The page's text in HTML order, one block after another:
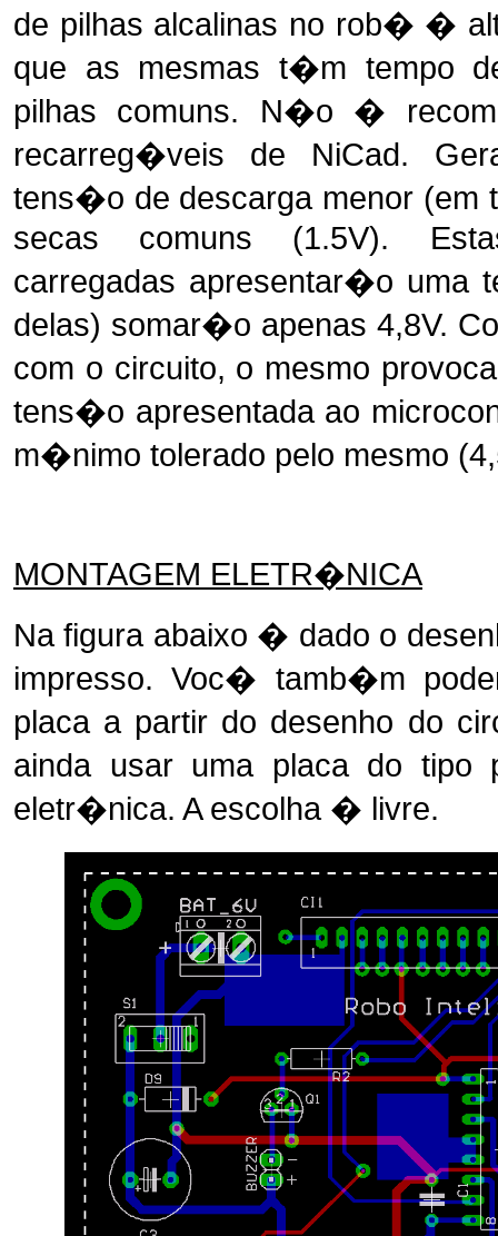
de pilhas alcalinas no rob� �
que as mesmas t�m tempo
pilhas comuns. N�o �
recarreg�veis de NiCad.
tens�o de descarga menor (em
secas comuns (1.5V).
carregadas apresentar�o uma
delas) somar�o apenas 4,8V.
com o circuito, o mesmo
tens�o apresentada ao
m�nimo tolerado pelo mesmo
MONTAGEM ELETR�NICA
Na figura abaixo � dado o
impresso. Voc� tamb�m
placa a partir do desenho do
ainda usar uma placa do tipo
eletr�nica. A escolha � livre.